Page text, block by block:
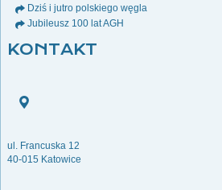
Dziś i jutro polskiego węgla
Jubileusz 100 lat AGH
KONTAKT
ul. Francuska 12
40-015 Katowice